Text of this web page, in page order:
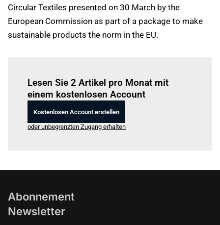
Circular Textiles presented on 30 March by the
European Commission as part of a package to make
sustainable products the norm in the EU.
Lesen Sie 2 Artikel pro Monat mit
einem kostenlosen Account
Kostenlosen Account erstellen
oder unbegrenzten Zugang erhalten
Abonnement
Newsletter